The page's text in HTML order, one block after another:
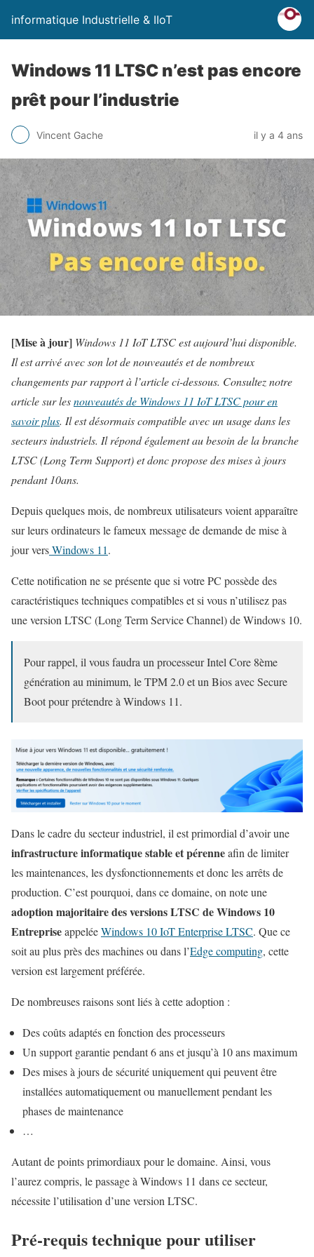
informatique Industrielle & IIoT
Windows 11 LTSC n’est pas encore
prêt pour l’industrie
Vincent Gache il y a 4 ans
[Mise à jour] Windows 11 IoT LTSC est aujourd’hui disponible.
Il est arrivé avec son lot de nouveautés et de nombreux
changements par rapport à l’article ci-dessous. Consultez notre
article sur lesnouveautés de Windows 11 IoT LTSC pour en
savoir plus. Il est désormais compatible avec un usage dans les
secteurs industriels. Il répond également au besoin de la branche
LTSC (Long Term Support) et donc propose des mises à jours
pendant 10ans.
Depuis quelques mois, de nombreux utilisateurs voient apparaître
sur leurs ordinateurs le fameux message de demande de mise à
jour versWindows 11.
Cette notification ne se présente que si votre PC possède des
caractéristiques techniques compatibles et si vous n’utilisez pas
une version LTSC (Long Term Service Channel) de Windows 10.
Pour rappel, il vous faudra un processeur Intel Core 8ème
génération au minimum, le TPM 2.0 et un Bios avec Secure
Boot pour prétendre à Windows 11.
Dans le cadre du secteur industriel, il est primordial d’avoir une
infrastructure informatique stable et pérenneafin de limiter
les maintenances, les dysfonctionnements et donc les arrêts de
production. C’est pourquoi, dans ce domaine, on note une
adoption majoritaire des versions LTSC de Windows 10
EntrepriseappeléeWindows 10 IoT Enterprise LTSC. Que ce
soit au plus près des machines ou dans l’Edge computing, cette
version est largement préférée.
De nombreuses raisons sont liés à cette adoption :
Des coûts adaptés en fonction des processeurs
Un support garantie pendant 6 ans et jusqu’à 10 ans maximum
Des mises à jours de sécurité uniquement qui peuvent être
installées automatiquement ou manuellement pendant les
phases de maintenance
…
Autant de points primordiaux pour le domaine. Ainsi, vous
l’aurez compris, le passage à Windows 11 dans ce secteur,
nécessite l’utilisation d’une version LTSC.
Pré-requis technique pour utiliser